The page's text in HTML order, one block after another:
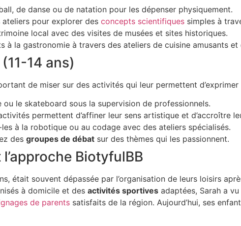
de danse ou de natation pour les dépenser physiquement.
ateliers pour explorer des concepts scientifiques simples à
local avec des visites de musées et sites historiques.
à la gastronomie à travers des ateliers de cuisine amusants et
14 ans)
de miser sur des activités qui leur permettent
ou le skateboard sous la supervision de professionnels.
permettent d’affiner leur sens artistique et d’accroître
à la robotique ou au codage avec des ateliers spécialisés.
des groupes de débat sur des thèmes qui les passionnent.
BiotyfulBB
était souvent dépassée par l’organisation de leurs loisirs
à domicile et des activités sportives adaptées, Sarah a
de parents satisfaits de la région. Aujourd’hui, ses